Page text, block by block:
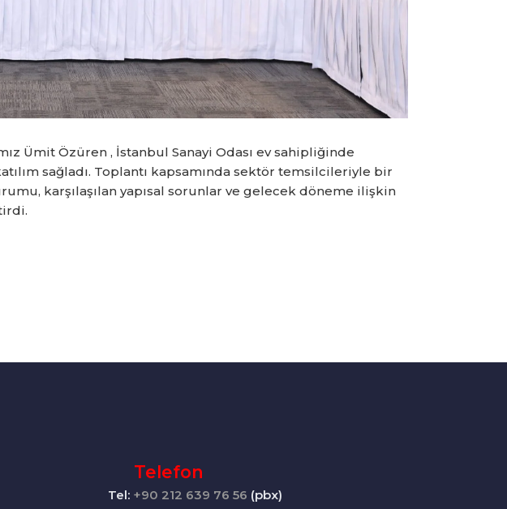
Ümit Özüren , İstanbul Sanayi Odası ev sahipliğinde
sağladı. Toplantı kapsamında sektör temsilcileriyle bir
karşılaşılan yapısal sorunlar ve gelecek döneme ilişkin
Telefon
Tel: +90 212 639 76 56 (pbx)